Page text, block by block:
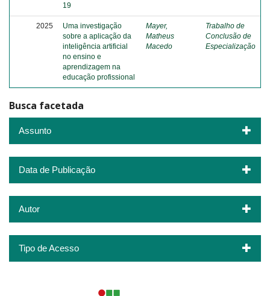
19
2025
Uma investigação
sobre a aplicação da
inteligência artificial
no ensino e
aprendizagem na
educação profissional
Mayer,
Matheus
Macedo
Trabalho de
Conclusão de
Especialização
Busca facetada
Assunto
Data de Publicação
Autor
Tipo de Acesso